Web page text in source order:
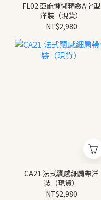
FL02 亞麻慵懶精緻A字型
洋裝（現貨）
NT$2,980
CA21 法式飄感細肩帶洋
裝（現貨）
NT$2,980